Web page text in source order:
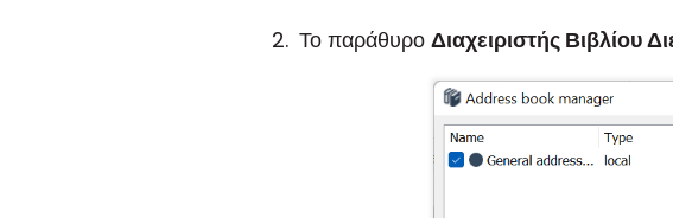
Το παράθυρο Διαχειριστής Βιβλίου